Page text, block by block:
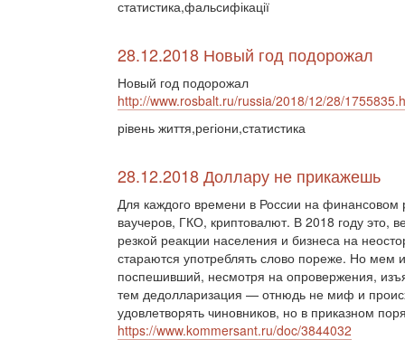
статистика,фальсифікації
28.12.2018 Новый год подорожал
Новый год подорожал
http://www.rosbalt.ru/russia/2018/12/28/
рівень життя,регіони,статистика
28.12.2018 Доллару не прикажешь
Для каждого времени в России на
ваучеров, ГКО, криптовалют. В 2018 году это,
резкой реакции населения и бизнеса на
стараются употреблять слово пореже. Но
поспешивший, несмотря на опровержения,
тем дедолларизация — отнюдь не миф и
удовлетворять чиновников, но в приказном
https://www.kommersant.ru/doc/3844032